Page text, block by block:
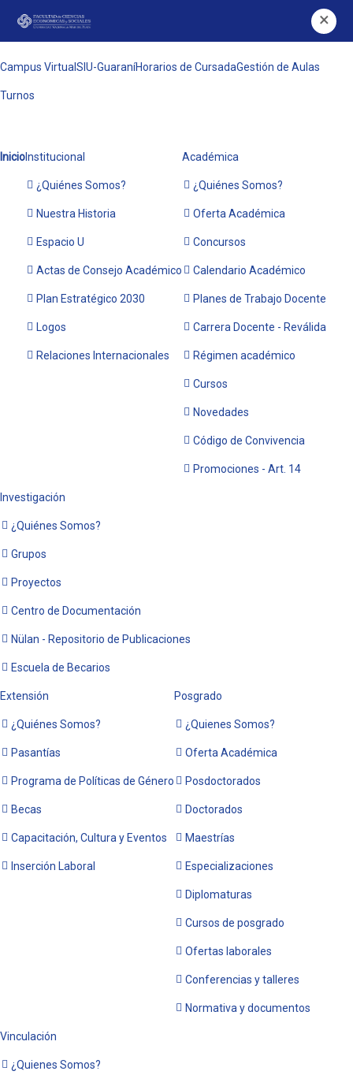
×
Campus Virtual SIU-GuaraníHorarios de CursadaGestión de Aulas
Turnos
InicioInstitucional
¿Quiénes Somos?
Nuestra Historia
Espacio U
Actas de Consejo Académico
Plan Estratégico 2030
Logos
Relaciones Internacionales
Académica
¿Quiénes Somos?
Oferta Académica
Concursos
Calendario Académico
Planes de Trabajo Docente
Carrera Docente - Reválida
Régimen académico
Cursos
Novedades
Código de Convivencia
Promociones - Art. 14
Investigación
¿Quiénes Somos?
Grupos
Proyectos
Centro de Documentación
Nülan - Repositorio de Publicaciones
Escuela de Becarios
Extensión
¿Quiénes Somos?
Pasantías
Programa de Políticas de Género
Becas
Capacitación, Cultura y Eventos
Inserción Laboral
Posgrado
¿Quienes Somos?
Oferta Académica
Posdoctorados
Doctorados
Maestrías
Especializaciones
Diplomaturas
Cursos de posgrado
Ofertas laborales
Conferencias y talleres
Normativa y documentos
Vinculación
¿Quienes Somos?